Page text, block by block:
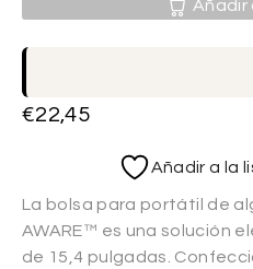
Añadir
€22,45
Añadir a la
La bolsa para portátil de
AWARE™ es una solución
de 15,4 pulgadas.